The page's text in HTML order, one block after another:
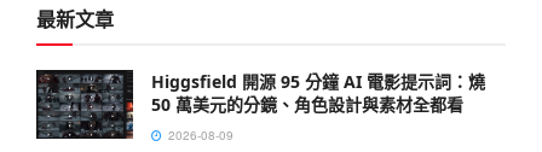
最新文章
Higgsfield 開源 95 分鐘 AI 電影提示詞：燒
50 萬美元的分鏡、角色設計與素材全都看
2026-08-09